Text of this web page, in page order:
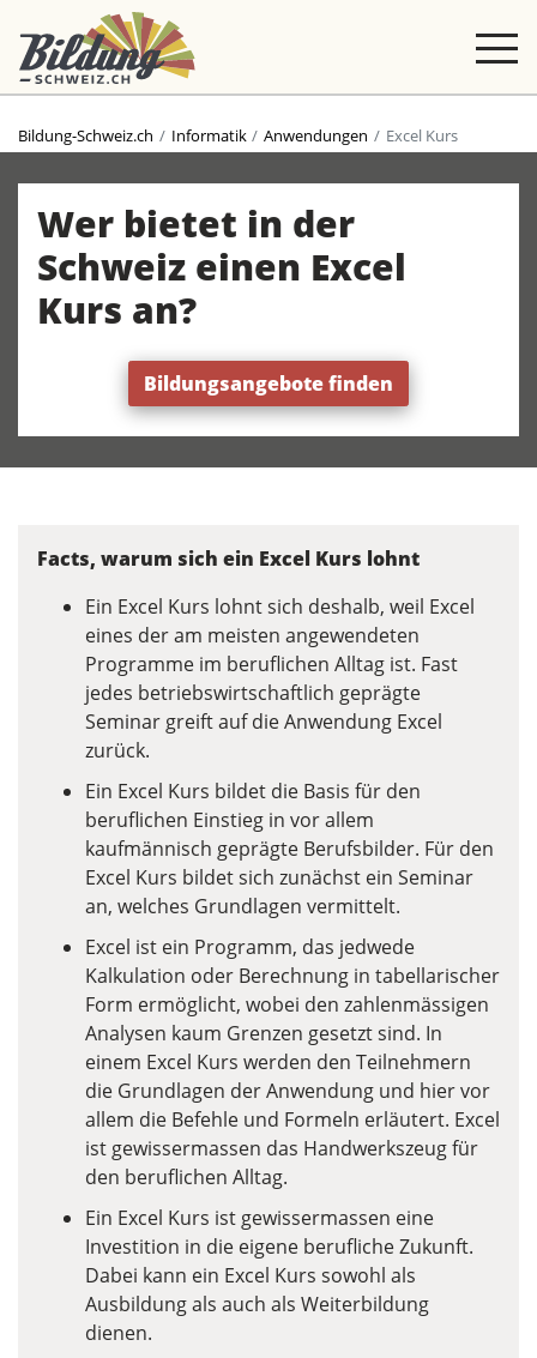
Bildung-Schweiz.ch Informatik Anwendungen Excel Kurs
Wer bietet in der
Schweiz einen Excel
Kurs an?
Bildungsangebote finden
Facts, warum sich ein Excel Kurs lohnt
Ein Excel Kurs lohnt sich deshalb, weil Excel
eines der am meisten angewendeten
Programme im beruflichen Alltag ist. Fast
jedes betriebswirtschaftlich geprägte
Seminar greift auf die Anwendung Excel
zurück.
Ein Excel Kurs bildet die Basis für den
beruflichen Einstieg in vor allem
kaufmännisch geprägte Berufsbilder. Für den
Excel Kurs bildet sich zunächst ein Seminar
an, welches Grundlagen vermittelt.
Excel ist ein Programm, das jedwede
Kalkulation oder Berechnung in tabellarischer
Form ermöglicht, wobei den zahlenmässigen
Analysen kaum Grenzen gesetzt sind. In
einem Excel Kurs werden den Teilnehmern
die Grundlagen der Anwendung und hier vor
allem die Befehle und Formeln erläutert. Excel
ist gewissermassen das Handwerkszeug für
den beruflichen Alltag.
Ein Excel Kurs ist gewissermassen eine
Investition in die eigene berufliche Zukunft.
Dabei kann ein Excel Kurs sowohl als
Ausbildung als auch als Weiterbildung
dienen.